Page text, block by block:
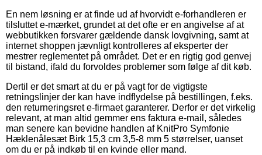
En nem løsning er at finde ud af hvorvidt e-forhandleren er
tilsluttet e-mærket, grundet at det ofte er en angivelse af at
webbutikken forsvarer gældende dansk lovgivning, samt at
internet shoppen jævnligt kontrolleres af eksperter der
mestrer reglementet på området. Det er en rigtig god genvej
til bistand, ifald du forvoldes problemer som følge af dit køb.
Dertil er det smart at du er på vagt for de vigtigste
retningslinjer der kan have indflydelse på bestillingen, f.eks.
den returneringsret e-firmaet garanterer. Derfor er det virkelig
relevant, at man altid gemmer ens faktura e-mail, således
man senere kan bevidne handlen af KnitPro Symfonie
Hæklenålesæt Birk 15,3 cm 3,5-8 mm 5 størrelser, uanset
om du er på indkøb til en kvinde eller mand.